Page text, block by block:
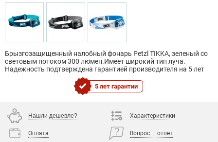
Брызгозащищенный налобный фонарь Petzl TIKKA, зеленый со
световым потоком 300 люмен.Имеет широкий тип луча.
Надежность подтверждена гарантией производителя на 5 лет
5 лет гарантии
Нашли дешевле? Характеристики
Оплата Вопрос — ответ